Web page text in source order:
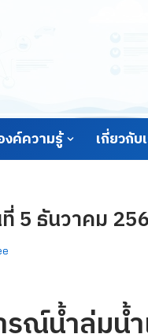
งค์ความรู้ เกี่ยวกับ
5 ธันวาคม